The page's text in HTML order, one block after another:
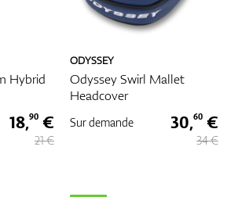
Hybrid
18,90 €
21 €
ODYSSEY
Odyssey Swirl Mallet
Headcover
Sur demande 30,60 €
34 €